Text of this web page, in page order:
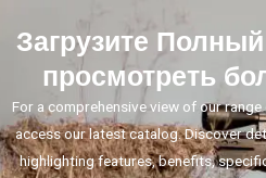
Загрузите
просмотреть
For a comprehensive view of our
access our latest catalog. Discover
highlighting features, benefits,